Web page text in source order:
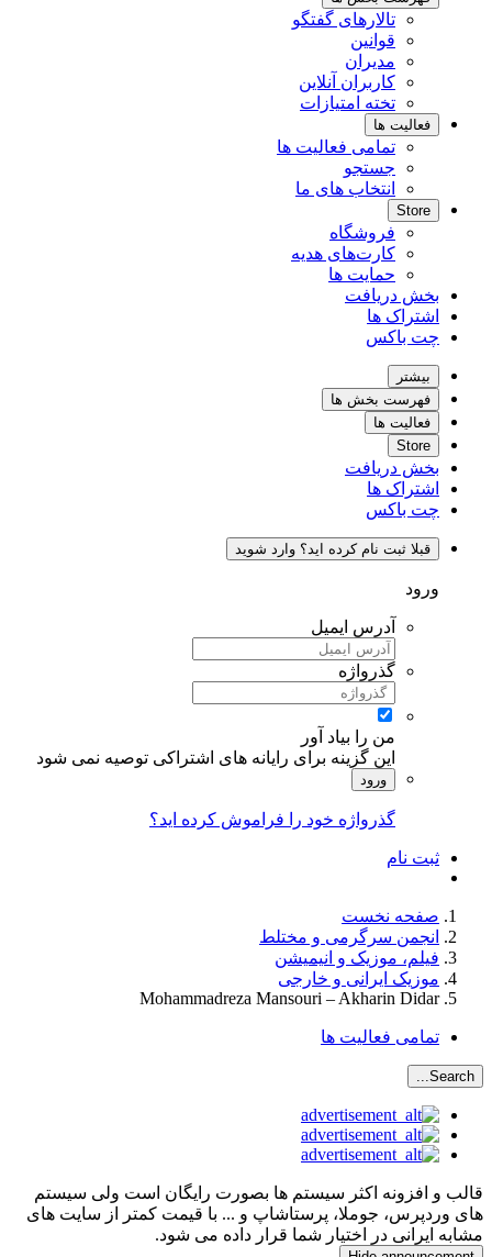
تالارهای گفتگو
قوانین
مدیران
کاربران آنلاین
تخته امتیازات
فعالیت ها
تمامی فعالیت ها
جستجو
انتخاب های ما
Store
فروشگاه
کارت‌های هدیه
حمایت ها
بخش دریافت
اشتراک ها
چت باکس
بیشتر
فهرست بخش ها
فعالیت ها
Store
بخش دریافت
اشتراک ها
چت باکس
قبلا ثبت نام کرده اید؟ وارد شوید
ورود
آدرس ایمیل
گذرواژه
من را بیاد آور
این گزینه برای رایانه های اشتراکی توصیه نمی شود
ورود
گذرواژه خود را فراموش کرده اید؟
ثبت نام
صفحه نخست
انجمن سرگرمی و مختلط
فیلم، موزیک و انیمیشن
موزیک ایرانی و خارجی
Mohammadreza Mansouri – Akharin Didar
تمامی فعالیت ها
Search...
قالب و افزونه اکثر سیستم ها بصورت رایگان است ولی سیستم
های وردپرس، جوملا، پرستاشاپ و ... با قیمت کمتر از سایت های
مشابه ایرانی در اختیار شما قرار داده می شود.